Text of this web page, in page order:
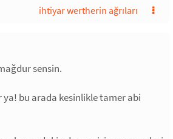
ihtiyar wertherin ağrıları
sensin.
ya! bu arada kesinlikle tamer abi